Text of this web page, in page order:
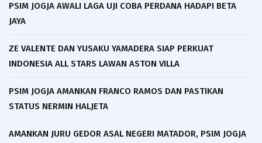
PSIM JOGJA AWALI LAGA UJI COBA PERDANA HADAPI BETA
JAYA
ZE VALENTE DAN YUSAKU YAMADERA SIAP PERKUAT
INDONESIA ALL STARS LAWAN ASTON VILLA
PSIM JOGJA AMANKAN FRANCO RAMOS DAN PASTIKAN
STATUS NERMIN HALJETA
AMANKAN JURU GEDOR ASAL NEGERI MATADOR, PSIM JOGJA